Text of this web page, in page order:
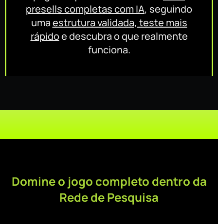
presells completas com IA, seguindo
umaestrutura validada, teste mais
rápidoe descubra o que realmente
funciona.
Domine o jogo completo dentro da
Rede de Pesquisa